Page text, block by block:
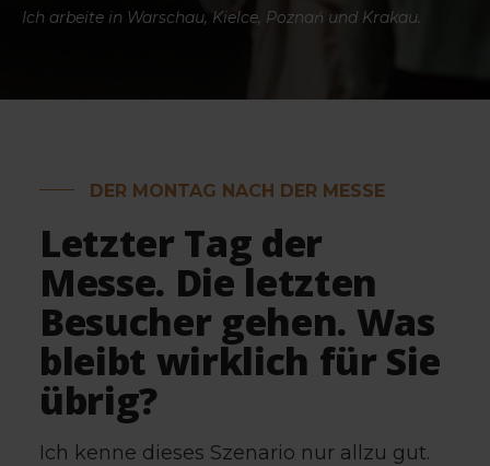
Ich arbeite in Warschau, Kielce, Poznań und Krakau.
DER MONTAG NACH DER MESSE
Letzter Tag der
Messe. Die letzten
Besucher gehen. Was
bleibt wirklich für Sie
übrig?
Ich kenne dieses Szenario nur allzu gut.